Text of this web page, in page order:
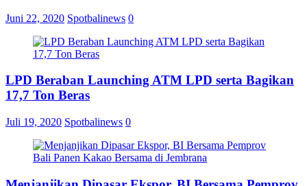
Juni 22, 2020 Spotbalinews 0
LPD Beraban Launching ATM LPD serta Bagikan
17,7 Ton Beras
Juli 19, 2020 Spotbalinews 0